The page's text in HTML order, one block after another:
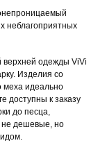
неблагоприятных
верхней одежды ViVi
Изделия со
меха идеально
доступны к заказу
до песца,
не дешевые, но